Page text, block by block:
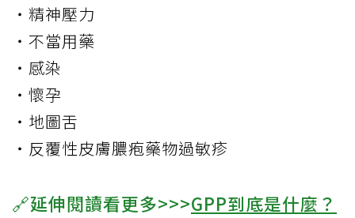
・精神壓力
・不當用藥
・感染
・懷孕
・地圖舌
・反覆性皮膚膿疱藥物過敏疹
🔗延伸閱讀看更多>>>GPP到底是什麼？